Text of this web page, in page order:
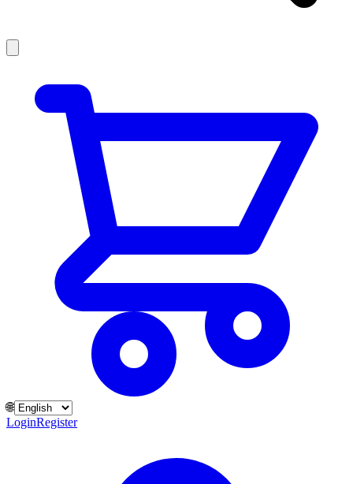
🌐
LoginRegister